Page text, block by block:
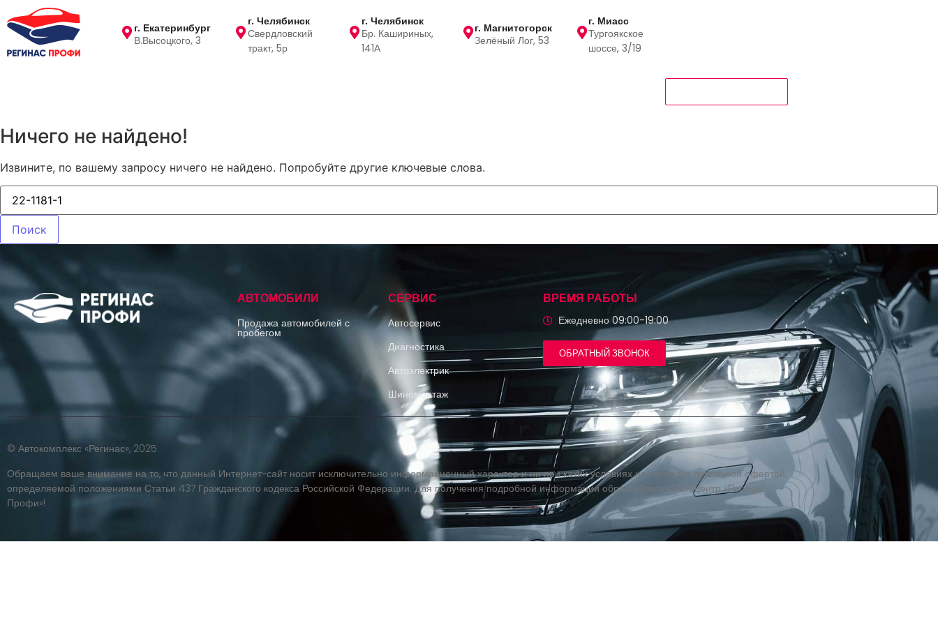
г. Екатеринбург
В.Высоцкого, 3
г. Челябинск
Свердловский
тракт, 5р
г. Челябинск
Бр. Кашириных,
141А
г. Магнитогорск
Зелёный Лог, 53
г. Миасс
Тургоякское
шоссе, 3/19
Ничего не найдено!
Извините, по вашему запросу ничего не найдено. Попробуйте другие ключевые слова.
АВТОМОБИЛИ
Продажа автомобилей с
пробегом
СЕРВИС
Автосервис
Диагностика
Автоэлектрик
Шиномонтаж
ВРЕМЯ РАБОТЫ
Ежедневно 09:00-19:00
ОБРАТНЫЙ ЗВОНОК
© Автокомплекс «Регинас», 2025
Обращаем ваше внимание на то, что данный Интернет-сайт носит исключительно информационный характер и ни при каких условиях не является публичной офертой,
определяемой положениями Статьи 437 Гражданского кодекса Российской Федерации. Для получения подробной информации обращайтесь в автоцентр «Регинас
Профи»!